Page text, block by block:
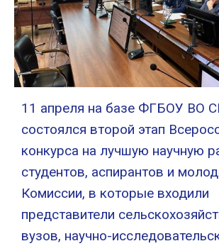
11 апреля на базе ФГБОУ ВО
состоялся второй этап
конкурса на лучшую научную
студентов, аспирантов и
Комиссии, в которые входили
представители
вузов, научно-